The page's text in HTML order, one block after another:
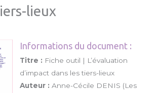
lieux
Informations du document :
Titre : Fiche outil | L’évaluation
d’impact dans les tiers-lieux
Auteur : Anne-Cécile DENIS (Les